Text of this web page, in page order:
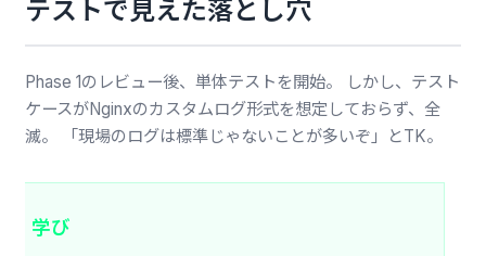
テストで見えた落とし穴
Phase 1のレビュー後、単体テストを開始。 しかし、テスト
ケースがNginxのカスタムログ形式を想定しておらず、全
滅。 「現場のログは標準じゃないことが多いぞ」とTK。
学び